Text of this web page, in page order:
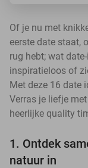
Of je nu met
eerste date staat,
rug hebt; wat
inspiratieloos of
Met deze 16 date
Verras je liefje
heerlijke quality
1. Ontdek
natuur in